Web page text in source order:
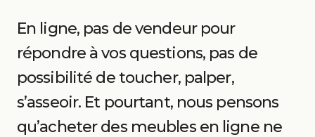
En ligne, pas de vendeur pour
répondre à vos questions, pas de
possibilité de toucher, palper,
s’asseoir. Et pourtant, nous pensons
qu’acheter des meubles en ligne ne